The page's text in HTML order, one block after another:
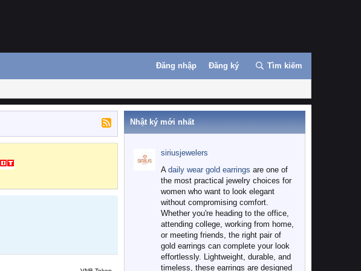
Đăng nhập Đăng ký Tìm kiếm
Nhật ký mới nhất
siriusjewelers
A daily wear gold earrings are one of
the most practical jewelry choices for
women who want to look elegant
without compromising comfort.
Whether you're heading to the office,
attending college, working from home,
or meeting friends, the right pair of
gold earrings can complete your look
effortlessly. Lightweight, durable, and
timeless, these earrings are designed